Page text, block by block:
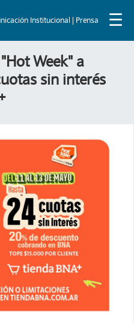
Institucional | Prensa ☰
Week" a
sin interés